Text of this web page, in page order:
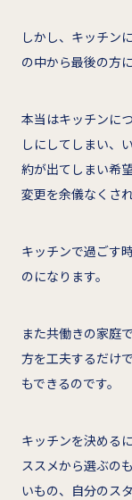
しかし、キッチン
の中から最後の方
本当はキッチンに
しにしてしまい、
約が出てしまい希
変更を余儀なくさ
キッチンで過ごす
のになります。
また共働きの家庭
方を工夫するだけ
もできるのです。
キッチンを決める
ススメから選ぶの
いもの、自分のス